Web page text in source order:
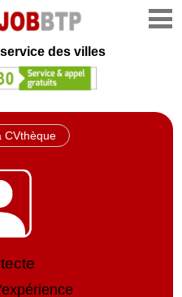
des villes
CVthèque